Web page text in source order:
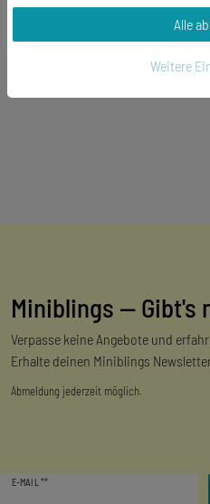
inkl. ges. MwSt.
Miniblings — Gibt's
Verpasse keine Angebote und
Erhalte deinen Miniblings
Abmeldung jederzeit möglich.
E-MAIL **
Alle
Weitere